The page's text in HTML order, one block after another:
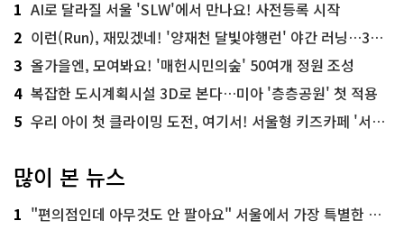
1 AI로 달라질 서울 'SLW'에서 만나요! 사전등록 시작
2 이런(Run), 재밌겠네! '양재천 달빛야행런' 야간 러닝…300명 모집
3 올가을엔, 모여봐요! '매헌시민의숲' 50여개 정원 조성
4 복잡한 도시계획시설 3D로 본다…미아 '층층공원' 첫 적용
5 우리 아이 첫 클라이밍 도전, 여기서! 서울형 키즈카페 '서울가족플라자점'
많이 본 뉴스
1 "편의점인데 아무것도 안 팔아요" 서울에서 가장 특별한 편의점의 정체